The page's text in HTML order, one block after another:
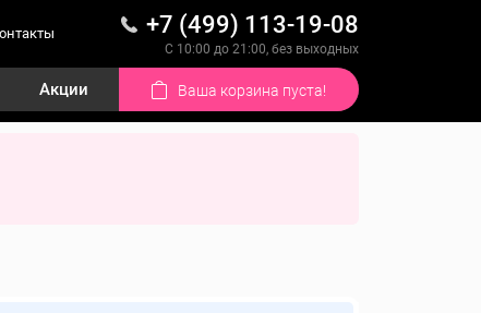
+7 (499) 113-19-08
С 10:00 до 21:00, без выходных
Акции Ваша корзина пуста!